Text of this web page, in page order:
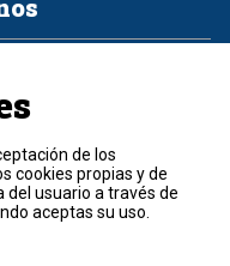
de los
cookies propias y de
usuario a través de
aceptas su uso.